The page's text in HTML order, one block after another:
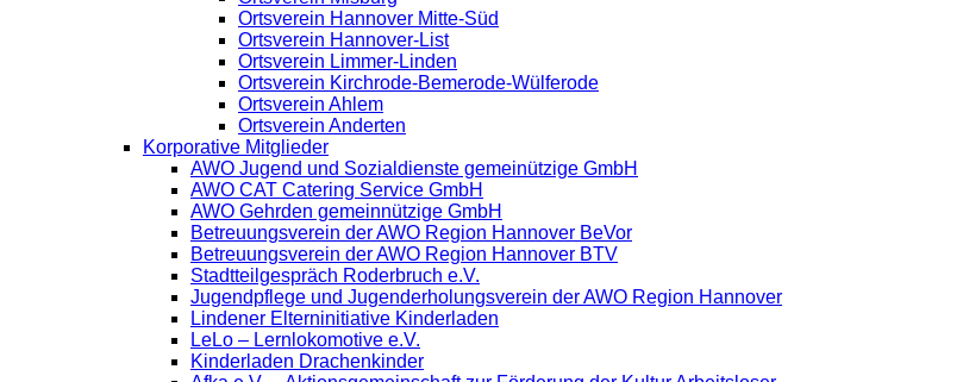
Ortsverein Hannover Mitte-Süd
Ortsverein Hannover-List
Ortsverein Limmer-Linden
Ortsverein Kirchrode-Bemerode-Wülferode
Ortsverein Ahlem
Ortsverein Anderten
Korporative Mitglieder
AWO Jugend und Sozialdienste gemeinützige GmbH
AWO CAT Catering Service GmbH
AWO Gehrden gemeinnützige GmbH
Betreuungsverein der AWO Region Hannover BeVor
Betreuungsverein der AWO Region Hannover BTV
Stadtteilgespräch Roderbruch e.V.
Jugendpflege und Jugenderholungsverein der AWO Region Hannover
Lindener Elterninitiative Kinderladen
LeLo – Lernlokomotive e.V.
Kinderladen Drachenkinder